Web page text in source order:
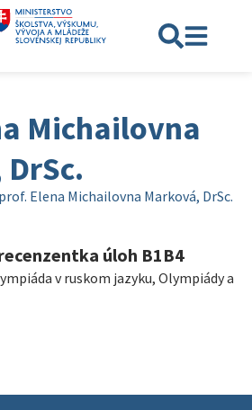
Michailovna
prof. Elena Michailovna Marková, DrSc.
úloh B1B4
v ruskom jazyku, Olympiády a